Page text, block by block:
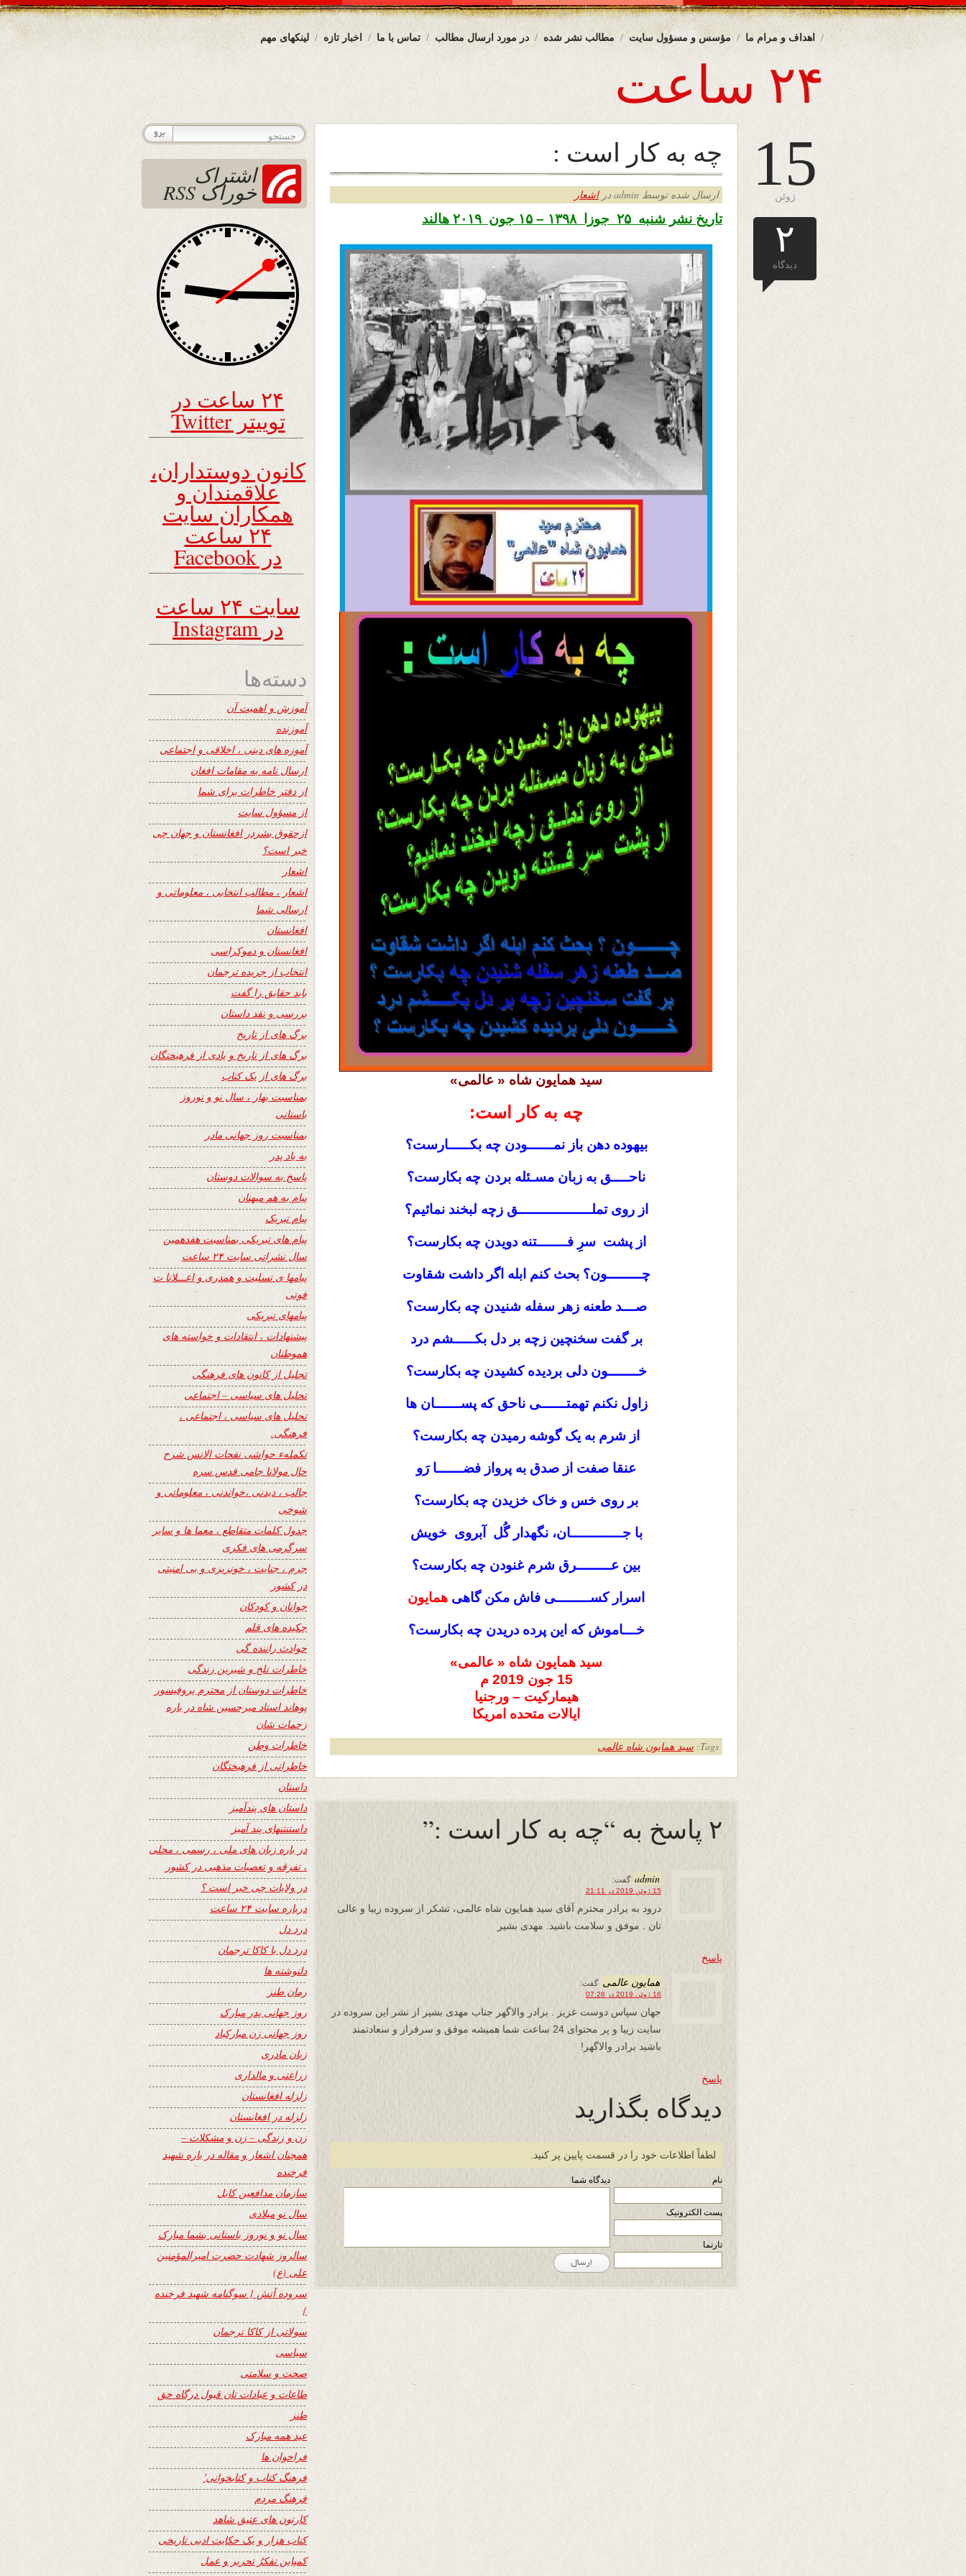
لینکهای مهم اخبار تازه تماس با ما در مورد ارسال مطالب مطالب نشر شده مؤسس و مسؤول سایت اهداف و مرام ما
۲۴ ساعت
15
ژوئن
۲
دیدگاه
چه به کار است :
ارسال شده توسط admin در اشعار
تاریخ نشر شنبه ۲۵ جوزا ۱۳۹۸ – ۱۵ جون ۲۰۱۹ هالند
سید همایون شاه « عالمی»
چه به کار است:
بیهوده دهن باز نمــــــودن چه بکـــــارست؟
ناحــــق به زبان مسـئله بردن چه بکارست؟
از روی تملـــــــــــــــــق زچه لبخند نمائیم؟
از پشت سرِ فـــــــتنه دویدن چه بکارست؟
چــــــــون؟ بحث کنم ابله اگر داشت شقاوت
صـــد طعنه زهر سفله شنیدن چه بکارست؟
بر گفت سخنچین زچه بر دل بکـــــشم درد
خـــــــون دلی بردیده کشیدن چه بکارست؟
زاول نکنم تهمتــــــی ناحق که پســــــان ها
از شرم به یک گوشه رمیدن چه بکارست؟
عنقا صفت از صدق به پرواز فضــــــا رَو
بر روی خس و خاک خزیدن چه بکارست؟
با جــــــــــــان، نگهدار گُل آبروی خویش
بین عــــــــرق شرم غنودن چه بکارست؟
اسرار کســــــــی فاش مکن گاهی همایون
خـــاموش که این پرده دریدن چه بکارست؟
سید همایون شاه « عالمی»
15 جون 2019 م
هیمارکیت – ورجنیا
ایالات متحده امریکا
Tags: سید همایون شاه عالمی
۲ پاسخ به “چه به کار است :”
admin گفت:
15 ژوئن 2019 در 21:11
درود به برادر محترم آقای سید همایون شاه عالمی، تشکر از سروده زیبا و عالی
تان . موفق و سلامت باشید. مهدی بشیر
پاسخ
همایون عالمی گفت:
16 ژوئن 2019 در 07:28
جهان سپاس دوست عزیز . برادر والاگهر جناب مهدی بشیر از نشر این سروده در
سایت زیبا و پر محتوای 24 ساعت شما همیشه موفق و سرفراز و سعادتمند
باشید برادر والاگهر!
پاسخ
دیدگاه بگذارید
لطفاً اطلاعات خود را در قسمت پایین پر کنید.
نام
پست الکترونیک
تارنما
دیدگاه شما
اشتراک
خوراک RSS
۲۴ ساعت در
توییتر Twitter
کانون دوستداران،
علاقمندان و
همکاران سایت
۲۴ ساعت
در Facebook
سایت ۲۴ ساعت
در Instagram
دسته‌ها
آموزش و اهمیت آن
آموزنده
آموزه های دینی ، اخلاقی و اجتماعی
ارسال نامه به مقامات افغان
از دفتر خاطرات برای شما
از مسؤول سایت
ازحقوق بشردر افغانستان و جهان چی
خبر است؟
اشعار
اشعار ، مطالب انتخابی ، معلوماتی و
ارسالی شما
افغانستان
افغانستان و دموکراسی
انتخاب از جریده ترجمان
باید حقایق را گفت
بررسی و نقد داستان
برگ های از تاریخ
برگ های از تاریخ و یادی از فرهیختگان
برگ های از یک کتاب
بمناسبت بهار ، سال نو و نوروز
باستانی
بمناسبت روز جهانی مادر
به یاد پدر
پاسخ به سوالات دوستان
پیام به هم میهنان
پیام تبریک
پیام های تبریکی بمناسبت هفدهمین
سال نشراتی سایت ۲۴ ساعت
پیامها ی تسلیت و همدری و اعـــلانا ت
فوتی
پیامهای تبریکی
پیشنهادات ، انتقادات و خواسته های
هموطنان
تجلیل از کانون های فرهنگی
تحلیل های سیاسی – اجتماعی
تحلیل های سیاسی ، اجتماعی ،
فرهنگی.
تکملهء حواشی نفحات الانس شرح
حال مولانا جامی قدس سره
جالب ، دیدنی ،خواندنی ، معلوماتی و
شوخی
جدول کلمات متقاطع ، معما ها و سایر
سرگرمی های فکری
جرم ، جنایت ، خونریزی و بی امنیتی
در کشور
جوانان و کودکان
چکیده های قلم
حوادث راننده گی
خاطرات تلخ و شیرین زندگی
خاطرات دوستان از محترم پروفیسور
پوهاند استاد میرحسین شاه در باره
زحمات شان
خاطرات وطن
خاطراتی از فرهیختگان
داستان
داستان های پندآمیز
داستنتنهای پند آمیز
در باره زبان های ملی ، رسمی ، محلی
، تفرقه و تعصبات مذهبی در کشور
در ولایات چی خبر است ؟
درباره سایت ۲۴ ساعت
درد دل
درد دل با کاکا ترجمان
دلنوشته ها
رمان طنز
روز جهانی پدر مبارک
روز جهانی زن مبارکباد
زبان مادری
زراعتی و مالداری
زلزله افغانستان
زلزله در افغانستان
زن و زندگی – زن و مشکلات –
همچنان اشعار و مقاله در باره شهید
فرخنده
سازمان مدافعین کابل
سال نو میلادی
سال نو و نوروز باستانی بشما مبارک
سالروز شهادت حضرت امیرالمؤمنین
علی (ع)
سروده آتش { سوگنامه شهید فرخنده
}
سولاتی از کاکا ترجمان
سیاسی
صحت و سلامتی
طاعات و عبادات تان قبول درگاه حق
طنز
عید همه مبارک
فراخوان ها
فرهنگ کتاب و کتابخوانی٬
فرهنگ مردم
کارتون های عتیق شاهد
کتاب هزار و یک حکایت ادبی تاریخی
کمپاین تفکرُ تحریر و عمل